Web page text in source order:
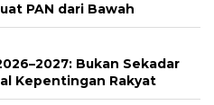
PAN dari Bawah
Bukan Sekadar
Kepentingan Rakyat